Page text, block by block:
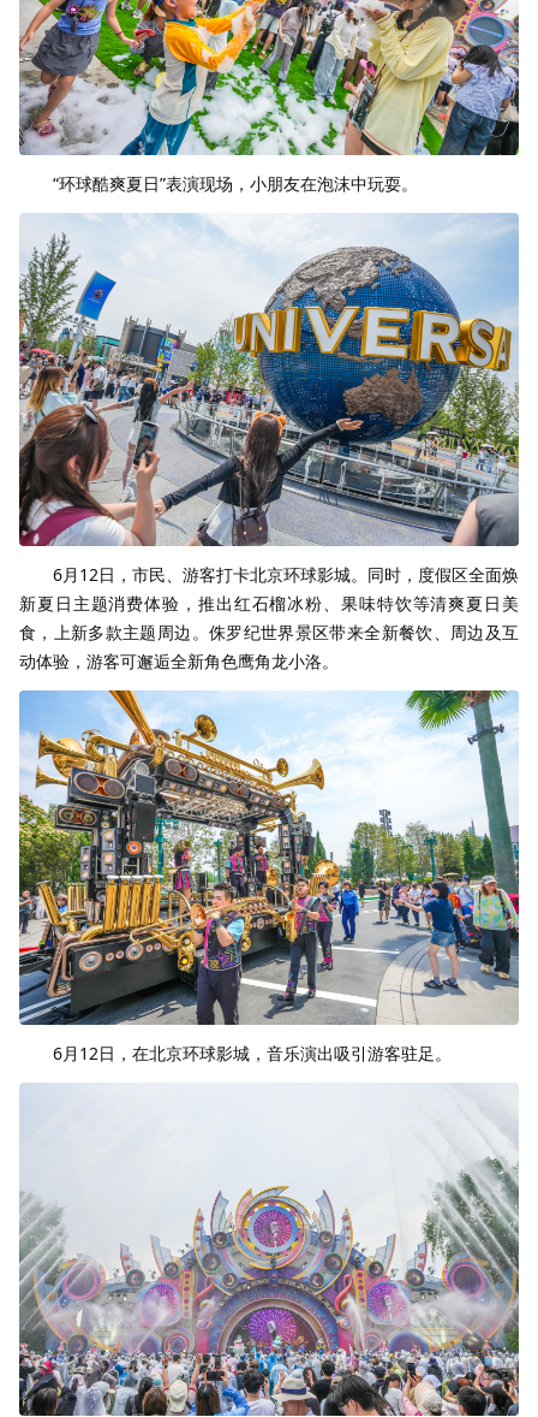
“环球酷爽夏日”表演现场，小朋友在泡沫中玩耍。
6月12日，市民、游客打卡北京环球影城。同时，度假区全面焕
新夏日主题消费体验，推出红石榴冰粉、果味特饮等清爽夏日美
食，上新多款主题周边。侏罗纪世界景区带来全新餐饮、周边及互
动体验，游客可邂逅全新角色鹰角龙小洛。
6月12日，在北京环球影城，音乐演出吸引游客驻足。